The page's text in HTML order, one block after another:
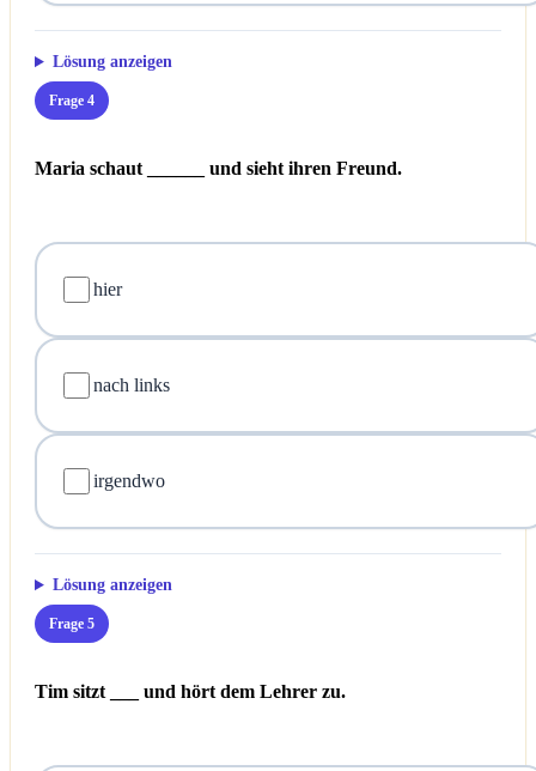
Lösung anzeigen
Frage 4
Maria schaut ______ und sieht ihren Freund.
hier
nach links
irgendwo
Lösung anzeigen
Frage 5
Tim sitzt ___ und hört dem Lehrer zu.